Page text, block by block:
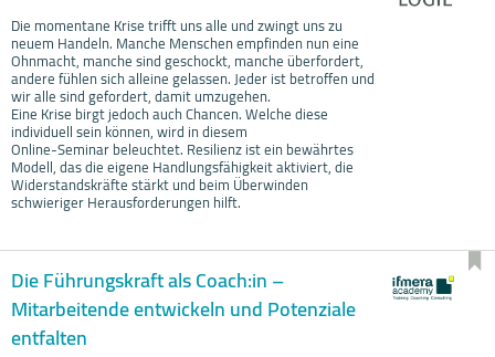
Die momentane Krise trifft uns alle und zwingt uns zu
neuem Handeln. Manche Menschen empfinden nun eine
Ohnmacht, manche sind geschockt, manche überfordert,
andere fühlen sich alleine gelassen. Jeder ist betroffen und
wir alle sind gefordert, damit umzugehen.
Eine Krise birgt jedoch auch Chancen. Welche diese
individuell sein können, wird in diesem
Online-Seminar beleuchtet. Resilienz ist ein bewährtes
Modell, das die eigene Handlungsfähigkeit aktiviert, die
Widerstandskräfte stärkt und beim Überwinden
schwieriger Herausforderungen hilft.
Die Führungskraft als Coach:in –
Mitarbeitende entwickeln und Potenziale
entfalten